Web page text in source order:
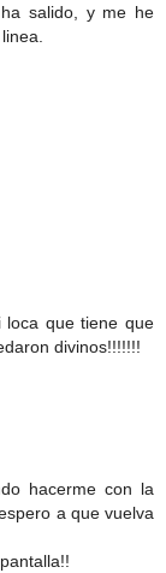
salido, y me he
loca que tiene que
divinos!!!!!!!
hacerme con la
a que vuelva